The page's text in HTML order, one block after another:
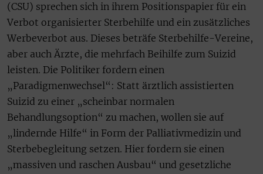
(CSU) sprechen sich in ihrem Positionspapier für ein
Verbot organisierter Sterbehilfe und ein zusätzliches
Werbeverbot aus. Dieses beträfe Sterbehilfe-Vereine,
aber auch Ärzte, die mehrfach Beihilfe zum Suizid
leisten. Die Politiker fordern einen
„Paradigmenwechsel“: Statt ärztlich assistierten
Suizid zu einer „scheinbar normalen
Behandlungsoption“ zu machen, wollen sie auf
„lindernde Hilfe“ in Form der Palliativmedizin und
Sterbebegleitung setzen. Hier fordern sie einen
„massiven und raschen Ausbau“ und gesetzliche